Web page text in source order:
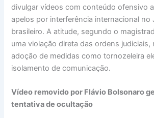
divulgar vídeos com conteúdo ofensivo
apelos por interferência internacional no
brasileiro. A atitude, segundo o
uma violação direta das ordens judiciais,
adoção de medidas como tornozeleira
isolamento de comunicação.
Vídeo removido por Flávio Bolsonaro
tentativa de ocultação